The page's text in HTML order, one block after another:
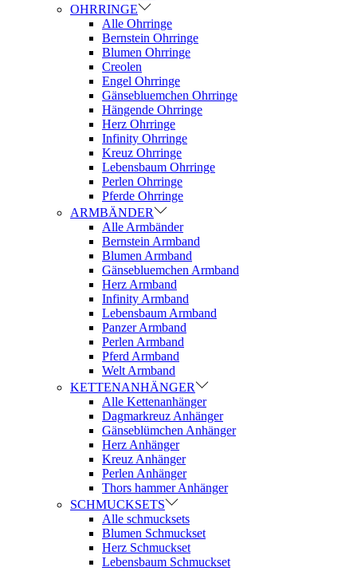
OHRRINGE
Alle Ohrringe
Bernstein Ohrringe
Blumen Ohrringe
Creolen
Engel Ohrringe
Gänsebluemchen Ohrringe
Hängende Ohrringe
Herz Ohrringe
Infinity Ohrringe
Kreuz Ohrringe
Lebensbaum Ohrringe
Perlen Ohrringe
Pferde Ohrringe
ARMBÄNDER
Alle Armbänder
Bernstein Armband
Blumen Armband
Gänsebluemchen Armband
Herz Armband
Infinity Armband
Lebensbaum Armband
Panzer Armband
Perlen Armband
Pferd Armband
Welt Armband
KETTENANHÄNGER
Alle Kettenanhänger
Dagmarkreuz Anhänger
Gänseblümchen Anhänger
Herz Anhänger
Kreuz Anhänger
Perlen Anhänger
Thors hammer Anhänger
SCHMUCKSETS
Alle schmucksets
Blumen Schmuckset
Herz Schmuckset
Lebensbaum Schmuckset